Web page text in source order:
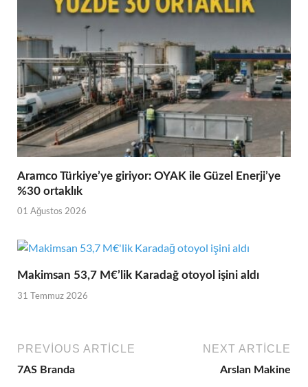
Aramco Türkiye’ye giriyor: OYAK ile Güzel Enerji’ye
%30 ortaklık
01 Ağustos 2026
Makimsan 53,7 M€’lik Karadağ otoyol işini aldı
31 Temmuz 2026
PREVIOUS ARTICLE
7AS Branda
NEXT ARTICLE
Arslan Makine